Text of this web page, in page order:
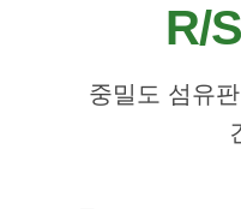
R/
중밀도 섬유